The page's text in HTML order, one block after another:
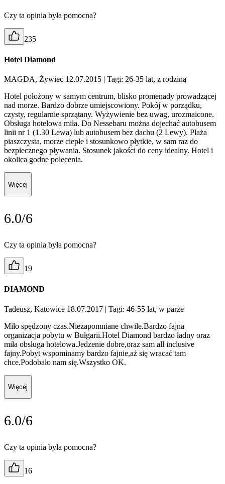
Czy ta opinia była pomocna?
235
Hotel Diamond
MAGDA, Żywiec 12.07.2015
| Tagi: 26-35 lat, z rodziną
Hotel położony w samym centrum, blisko promenady prowadzącej
nad morze. Bardzo dobrze umiejscowiony. Pokój w porządku,
czysty, regularnie sprzątany. Wyżywienie bez uwag, urozmaicone.
Obsługa hotelowa miła. Do Nessebaru można dojechać autobusem
linii nr 1 (1.30 Lewa) lub autobusem bez dachu (2 Lewy). Plaża
piaszczysta, morze ciepłe i stosunkowo płytkie, w sam raz do
bezpiecznego pływania. Stosunek jakości do ceny idealny. Hotel i
okolica godne polecenia.
Więcej
6.0/6
Czy ta opinia była pomocna?
19
DIAMOND
Tadeusz, Katowice 18.07.2017 | Tagi: 46-55 lat, w parze
Miło spędzony czas.Niezapomniane chwile.Bardzo fajna
organizacja pobytu w Bułgarii.Hotel Diamond bardzo ładny oraz
miła obsługa hotelowa.Jedzenie dobre,oraz sam all inclusive
fajny.Pobyt wspominamy bardzo fajnie,aż się wracać tam
chce.Podobało nam się.Wszystko OK.
Więcej
6.0/6
Czy ta opinia była pomocna?
16